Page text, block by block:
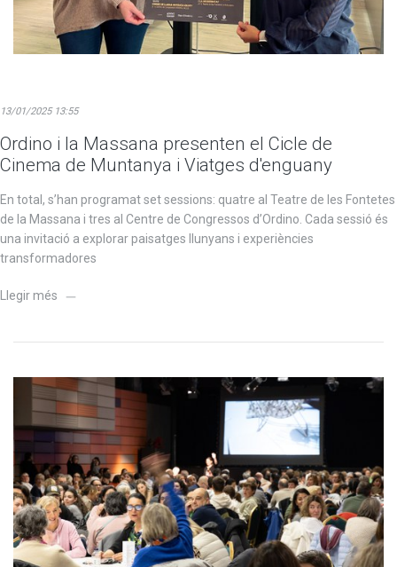
13/01/2025 13:55
Ordino i la Massana presenten el Cicle de
Cinema de Muntanya i Viatges d'enguany
En total, s’han programat set sessions: quatre al Teatre de les Fontetes
de la Massana i tres al Centre de Congressos d’Ordino. Cada sessió és
una invitació a explorar paisatges llunyans i experiències
transformadores
Llegir més